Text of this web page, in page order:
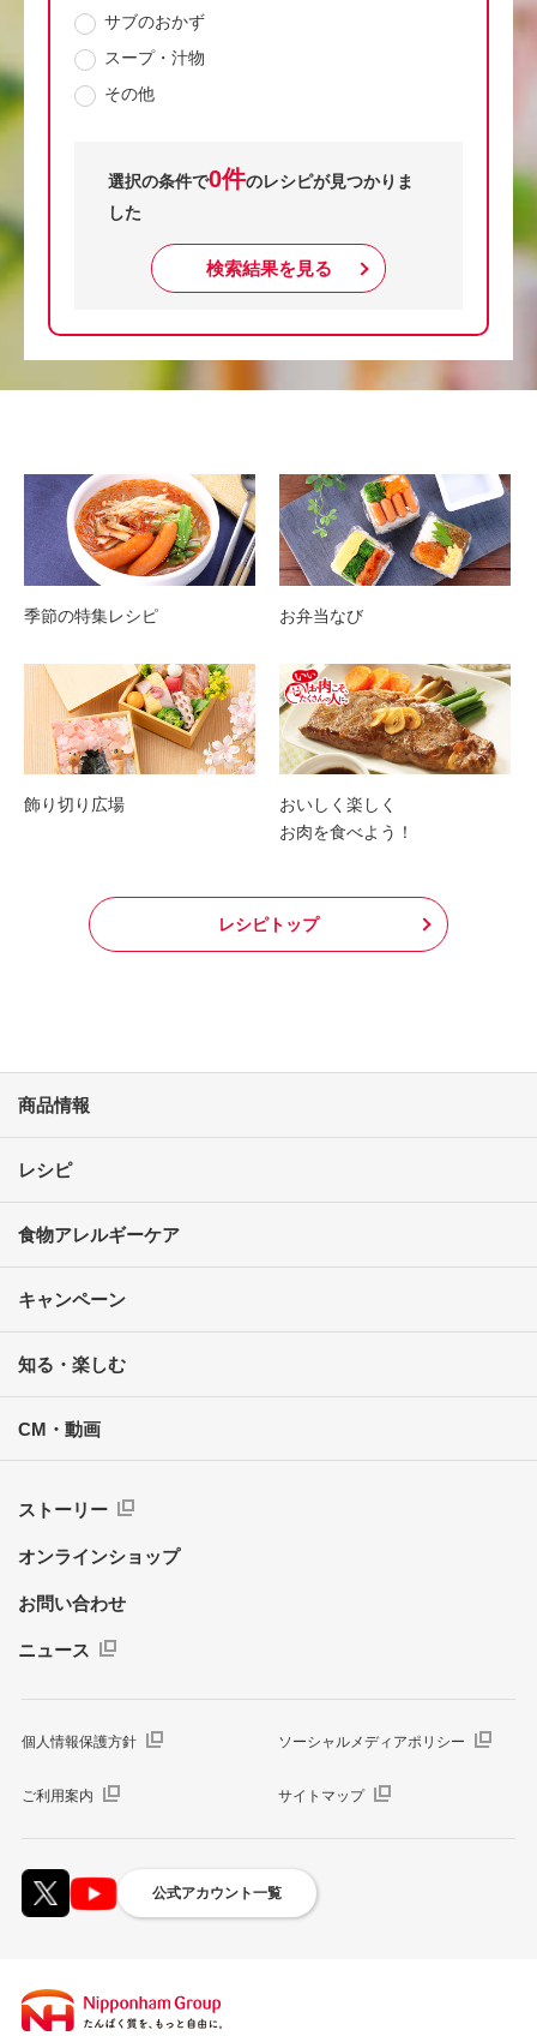
サブのおかず
スープ・汁物
その他
選択の条件で0件のレシピが見つかりま
した
検索結果を見る
季節の特集レシピ お弁当なび
飾り切り広場
おいしく楽しく
お肉を食べよう！
レシピトップ
商品情報
レシピ
食物アレルギーケア
キャンペーン
知る・楽しむ
CM・動画
ストーリー
オンラインショップ
お問い合わせ
ニュース
個人情報保護方針 ソーシャルメディアポリシー
ご利用案内 サイトマップ
公式アカウント一覧